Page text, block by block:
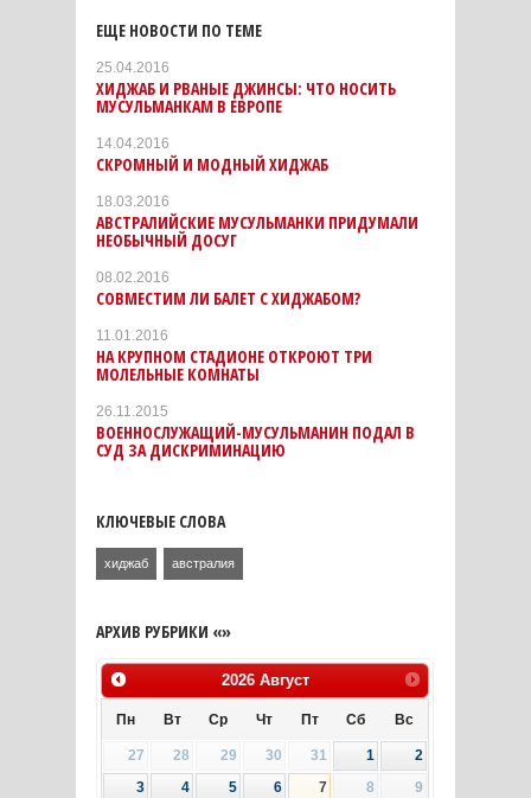
ЕЩЕ НОВОСТИ ПО ТЕМЕ
25.04.2016
ХИДЖАБ И РВАНЫЕ ДЖИНСЫ: ЧТО НОСИТЬ
МУСУЛЬМАНКАМ В ЕВРОПЕ
14.04.2016
СКРОМНЫЙ И МОДНЫЙ ХИДЖАБ
18.03.2016
АВСТРАЛИЙСКИЕ МУСУЛЬМАНКИ ПРИДУМАЛИ
НЕОБЫЧНЫЙ ДОСУГ
08.02.2016
СОВМЕСТИМ ЛИ БАЛЕТ С ХИДЖАБОМ?
11.01.2016
НА КРУПНОМ СТАДИОНЕ ОТКРОЮТ ТРИ
МОЛЕЛЬНЫЕ КОМНАТЫ
26.11.2015
ВОЕННОСЛУЖАЩИЙ-МУСУЛЬМАНИН ПОДАЛ В
СУД ЗА ДИСКРИМИНАЦИЮ
КЛЮЧЕВЫЕ СЛОВА
хиджаб австралия
АРХИВ РУБРИКИ «»
2026 Август
Пн Вт Ср Чт Пт Сб Вс
27 28 29 30 31 1
2
3
4 5 6 7 8
9